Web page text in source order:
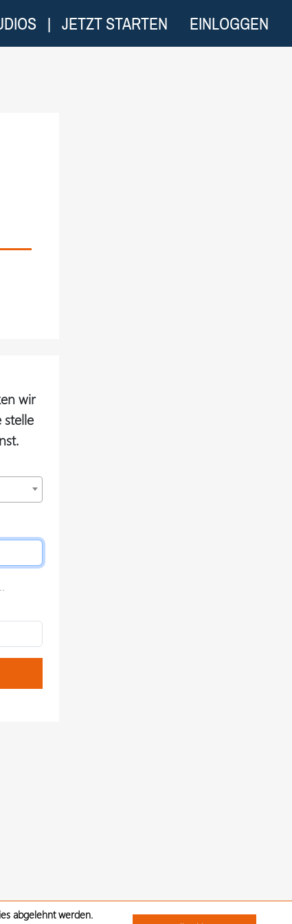
| JETZT STARTEN EINLOGGEN
wir
abgelehnt werden.